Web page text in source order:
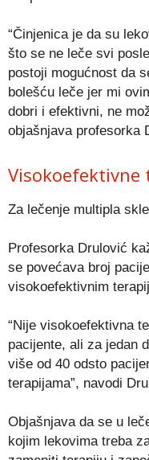
“Činjenica je da su
što se ne leče svi
postoji mogućnost da
bolešću leče jer mi
dobri i efektivni, ne
objašnjava profesorka
Visokoefektivne
Za lečenje multipla
Profesorka Drulović
se povećava broj
visokoefektivnim
“Nije visokoefektivna
pacijente, ali za jedan
više od 40 odsto
terapijama”, navodi
Objašnjava da se u
kojim lekovima treba